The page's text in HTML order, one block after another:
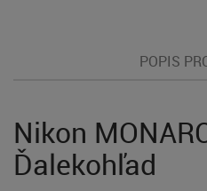
POPIS
Nikon
Ďalekohľad